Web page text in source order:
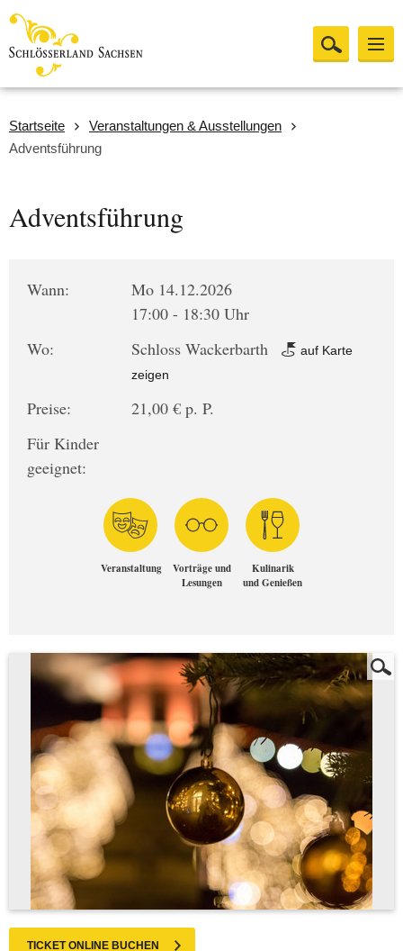
Startseite
Veranstaltungen & Ausstellungen
Adventsführung
Adventsführung
Wann:
Mo 14.12.2026
17:00 - 18:30 Uhr
Wo:
Schloss Wackerbarth
auf Karte
zeigen
Preise:
21,00 € p. P.
Für Kinder
geeignet:
Veranstaltung
Vorträge und
Lesungen
Kulinarik
und Genießen
TICKET ONLINE BUCHEN